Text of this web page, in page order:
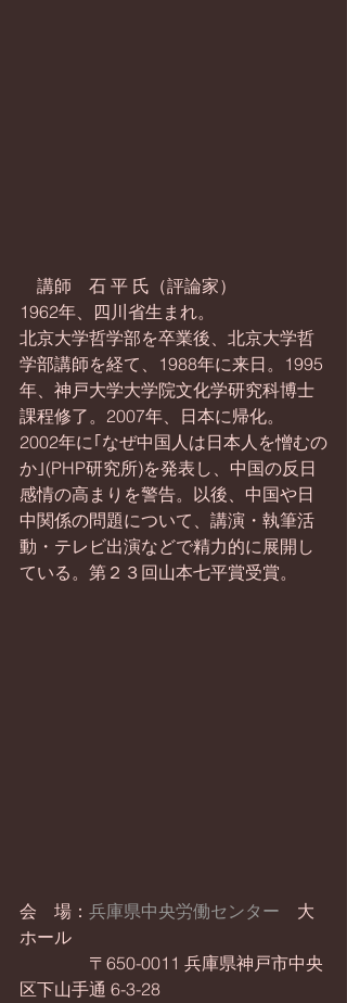
講師　石 平 氏（評論家）
1962年、四川省生まれ。
北京大学哲学部を卒業後、北京大学哲
学部講師を経て、1988年に来日。1995
年、神戸大学大学院文化学研究科博士
課程修了。2007年、日本に帰化。
2002年に｢なぜ中国人は日本人を憎むの
か｣(PHP研究所)を発表し、中国の反日
感情の高まりを警告。以後、中国や日
中関係の問題について、講演・執筆活
動・テレビ出演などで精力的に展開し
ている。第２３回山本七平賞受賞。
会　場： 兵庫県中央労働センター 大
ホール
〒650-0011 兵庫県神戸市中央
区下山手通 6-3-28